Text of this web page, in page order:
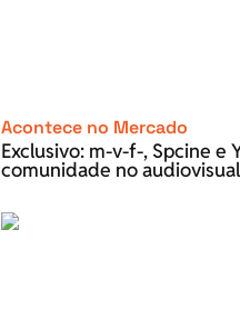
Acontece no Mercado
Exclusivo: m-v-f-, Spcine e
comunidade no audiovisual